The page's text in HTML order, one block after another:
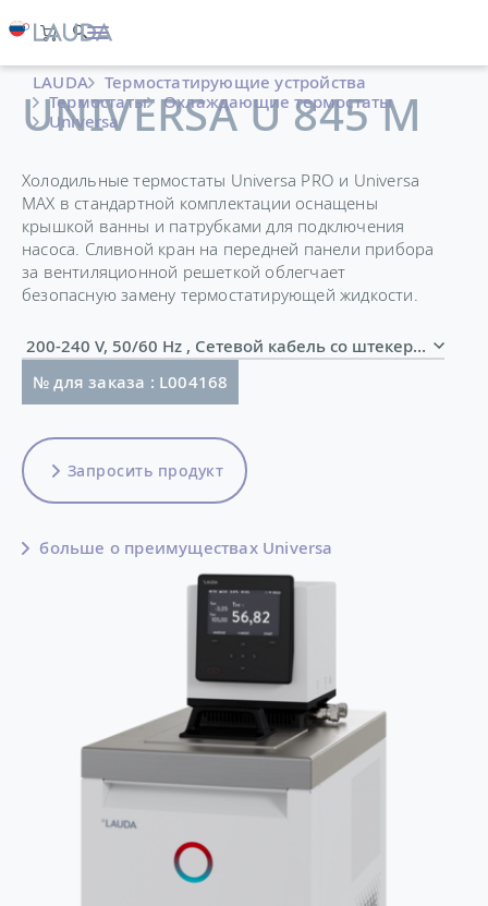
LAUDA
Термостатирующие устройства
Термостаты
Охлаждающие термостаты
Universa
UNIVERSA U 845 M
Холодильные термостаты Universa PRO и Universa
MAX в стандартной комплектации оснащены
крышкой ванны и патрубками для подключения
насоса. Сливной кран на передней панели прибора
за вентиляционной решеткой облегчает
безопасную замену термостатирующей жидкости.
200-240 V, 50/60 Hz , Сетевой кабель со штекером
№ для заказа : L004168
Запросить продукт
больше о преимуществах Universa